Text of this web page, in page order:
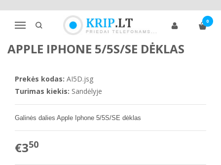
Navigacija
0
Pagrindinis Telefonų dėklai Apple
iPhone 5
Apple Iphone 5/5S/SE dėklas
APPLE IPHONE 5/5S/SE DĖKLAS
Prekės kodas: AI5D.jsg
Turimas kiekis: Sandėlyje
Galinės dalies Apple Iphone 5/5S/SE dėklas
€350